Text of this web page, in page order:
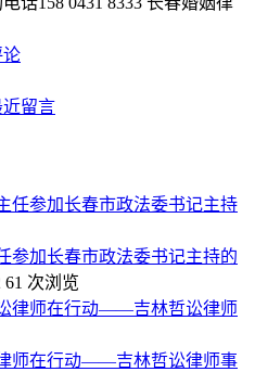
论
近留言
参加长春市政法委书记主持的
61 次浏览
师在行动——吉林哲讼律师事